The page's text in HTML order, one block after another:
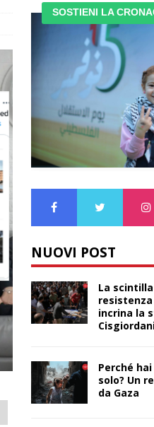
SOSTIENI LA
NUOVI POST
La
incrina la
Perché
solo? Un
da Gaza